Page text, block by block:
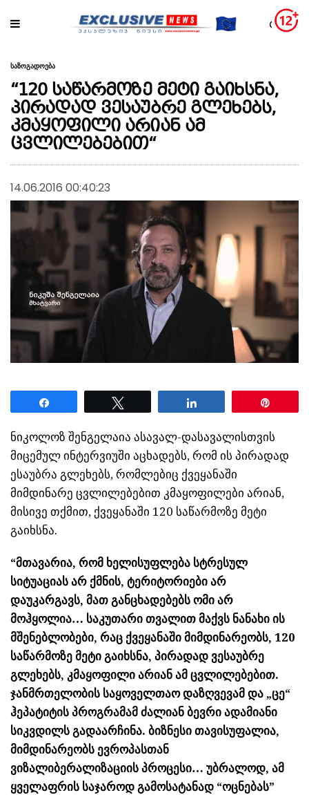
საზოგადოება
“120 საწარმოზე მეტი გაიხსნა,
პირადად ვესაუბრე გლეხებს,
კმაყოფილი არიან ამ
ცვლილებებით“
14.06.2016 00:40:23
ნიკოლოზ შენგელაია ასავალ-დასავალისთვის
მიცემულ ინტერვიუში აცხადებს, რომ ის პირადად
ესაუბრა გლეხებს, რომლებიც ქვეყანაში
მიმდინარე ცვლილებებით კმაყოფილები არიან,
მისივე თქმით, ქვეყანაში 120 საწარმოზე მეტი
გაიხსნა.
“მთავარია, რომ ხელისუფლება სტრესულ
სიტუაციას არ ქმნის, ტერიტორიები არ
დაუკარგავს, მათ განცხადებებს ომი არ
მოჰყოლია… საკუთარი თვალით მაქვს ნანახი ის
მშენებლობები, რაც ქვეყანაში მიმდინარეობს, 120
საწარმოზე მეტი გაიხსნა, პირადად ვესაუბრე
გლეხებს, კმაყოფილი არიან ამ ცვლილებებით.
ჯანმრთელობის საყოველთაო დაზღვევამ და „ცე“
ჰეპატიტის პროგრამამ ძალიან ბევრი ადამიანი
სიკვდილს გადაარჩინა. ბიზნესი თავისუფალია,
მიმდინარეობს ევროპასთან
ვიზალიბერალიზაციის პროცესი… უბრალოდ, ამ
ყველაფრის საჯაროდ გამოსატანად “ოცნებას”